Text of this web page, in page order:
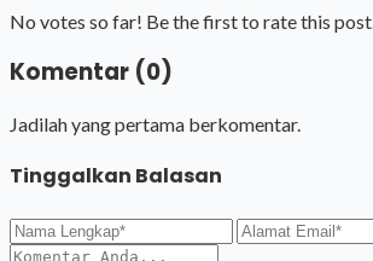
No votes so far! Be the first to rate this post.
Komentar (0)
Jadilah yang pertama berkomentar.
Tinggalkan Balasan